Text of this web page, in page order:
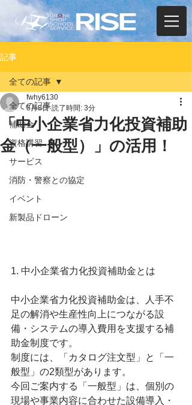
記事
全ての記事
補助金
資格講習
サービス
消防・警察との協定
イベント
新製品ドローン
全ての記事
「中小企業省力化投資補助
金（一般型）」の活用！
fwhy6130
5月8日 読了時間: 3分
1. 中小企業省力化投資補助金とは
中小企業省力化投資補助金は、人手不
足の解消や生産性向上につながる設
備・システムの導入費用を支援する補
助金制度です。
制度には、「カタログ注文型」と「一
般型」の2類型があります。
今回ご案内する「一般型」は、個別の
現場や事業内容に合わせた設備導入・